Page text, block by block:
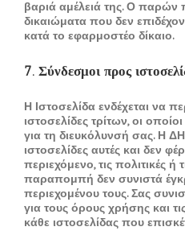
βαριά αμέλειά της. Ο παρών
δικαιώματα που δεν
κατά το εφαρμοστέο δίκαιο.
7. Σύνδεσμοι προς
Η Ιστοσελίδα ενδέχεται να
ιστοσελίδες τρίτων, οι
για τη διευκόλυνσή σας. Η
ιστοσελίδες αυτές και δεν
περιεχόμενο, τις πολιτικές ή
παραπομπή δεν συνιστά
περιεχομένου τους. Σας
για τους όρους χρήσης και
κάθε ιστοσελίδας που